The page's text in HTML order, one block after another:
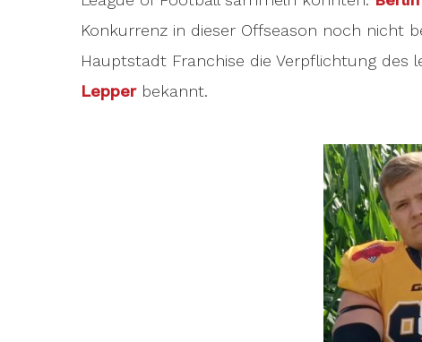
Konkurrenz in dieser Offseason noch nicht
Hauptstadt Franchise die Verpflichtung des
Lepperbekannt.